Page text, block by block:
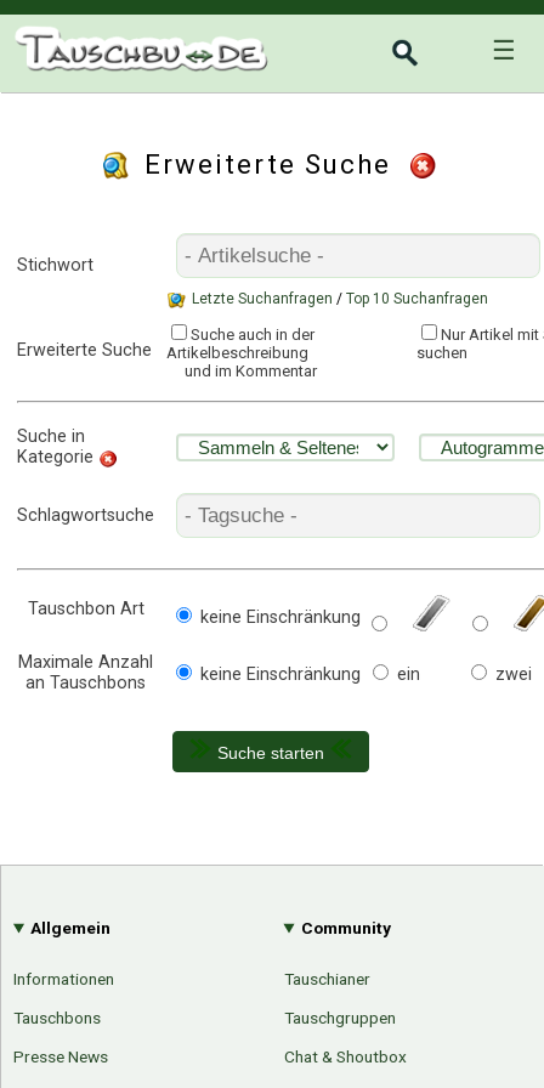
☰
Erweiterte Suche
Stichwort
Letzte Suchanfragen / Top 10 Suchanfragen
Erweiterte Suche
Suche auch in der
Artikelbeschreibung
und im Kommentar
Nur Artikel
suchen
Suche in
Kategorie
Schlagwortsuche
Tauschbon Art keine Einschränkung
Maximale Anzahl
an Tauschbons
keine Einschränkung ein zwei
Suche starten
Allgemein
Informationen
Tauschbons
Presse News
Community
Tauschianer
Tauschgruppen
Chat & Shoutbox